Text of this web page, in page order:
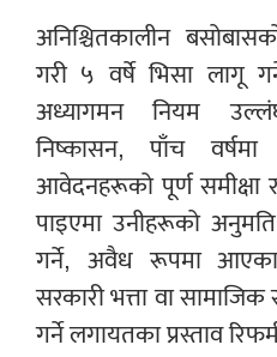
अनिश्चितकालीन
गरी ५ वर्षे भिसा लागू
अध्यागमन नियम
निष्कासन, पाँच
आवेदनहरूको पूर्ण
पाइएमा उनीहरूको
गर्ने, अवैध रूपमा आएका
सरकारी भत्ता वा सामाजिक
गर्ने लगायतका प्रस्ताव